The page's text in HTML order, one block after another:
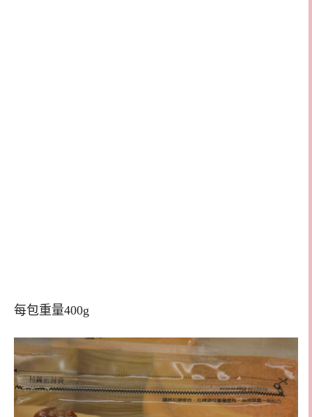
每包重量400g